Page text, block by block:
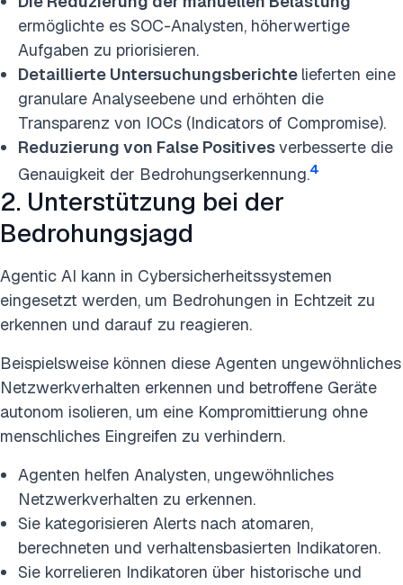
ermöglichte es SOC-Analysten, höherwertige
Aufgaben zu priorisieren.
Detaillierte Untersuchungsberichte lieferten eine
granulare Analyseebene und erhöhten die
Transparenz von IOCs (Indicators of Compromise).
Reduzierung von False Positivesverbesserte die
Genauigkeit der Bedrohungserkennung.4
2. Unterstützung bei der
Bedrohungsjagd
Agentic AI kann in Cybersicherheitssystemen
eingesetzt werden, um Bedrohungen in Echtzeit zu
erkennen und darauf zu reagieren.
Beispielsweise können diese Agenten ungewöhnliches
Netzwerkverhalten erkennen und betroffene Geräte
autonom isolieren, um eine Kompromittierung ohne
menschliches Eingreifen zu verhindern.
Agenten helfen Analysten, ungewöhnliches
Netzwerkverhalten zu erkennen.
Sie kategorisieren Alerts nach atomaren,
berechneten und verhaltensbasierten Indikatoren.
Sie korrelieren Indikatoren über historische und